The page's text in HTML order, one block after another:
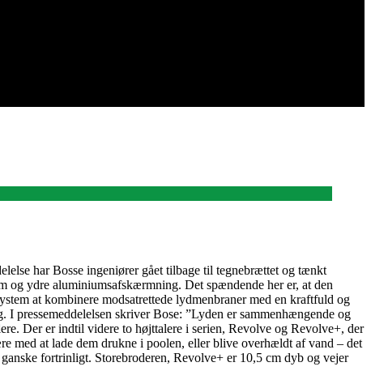
har Bosse ingeniører gået tilbage til tegnebrættet og tænkt
ydre aluminiumsafskærmning. Det spændende her er, at den
at kombinere modsatrettede lydmenbraner med en kraftfuld og
pressemeddelelsen skriver Bose: ”Lyden er sammenhængende og
Der er indtil videre to højttalere i serien, Revolve og Revolve+, der
med at lade dem drukne i poolen, eller blive overhældt af vand – det
fortrinligt. Storebroderen, Revolve+ er 10,5 cm dyb og vejer